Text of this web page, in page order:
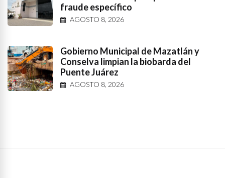
fraude específico
AGOSTO 8, 2026
Gobierno Municipal de Mazatlán y
Conselva limpian la biobarda del
Puente Juárez
AGOSTO 8, 2026